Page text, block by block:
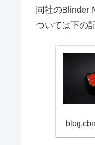
同社のBlinder
ついては下の